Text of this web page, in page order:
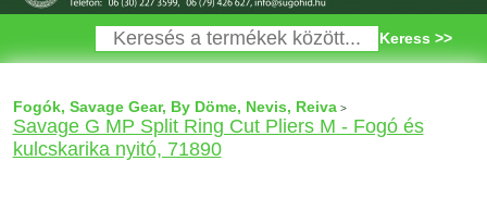
Keress >>
Fogók, Savage Gear, By Döme, Nevis, Reiva>
Savage G MP Split Ring Cut Pliers M - Fogó és
kulcskarika nyitó, 71890